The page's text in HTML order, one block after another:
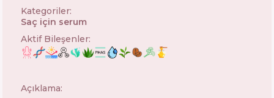
Kategoriler:
Saç için serum
Aktif Bileşenler:
Açıklama: